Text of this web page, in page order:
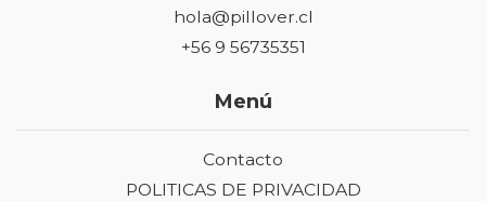
hola@pillover.cl
+56 9 56735351
Menú
Contacto
POLITICAS DE PRIVACIDAD